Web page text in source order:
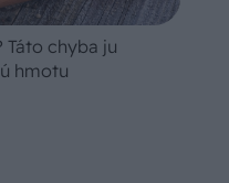
Táto chyba ju
hmotu